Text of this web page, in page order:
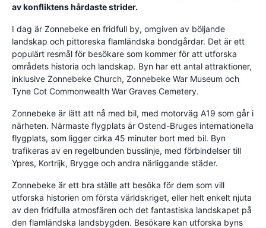
av konfliktens hårdaste strider.
I dag är Zonnebeke en fridfull by, omgiven av böljande
landskap och pittoreska flamländska bondgårdar. Det är ett
populärt resmål för besökare som kommer för att utforska
områdets historia och landskap. Byn har ett antal attraktioner,
inklusive Zonnebeke Church, Zonnebeke War Museum och
Tyne Cot Commonwealth War Graves Cemetery.
Zonnebeke är lätt att nå med bil, med motorväg A19 som går i
närheten. Närmaste flygplats är Ostend-Bruges internationella
flygplats, som ligger cirka 45 minuter bort med bil. Byn
trafikeras av en regelbunden busslinje, med förbindelser till
Ypres, Kortrijk, Brygge och andra närliggande städer.
Zonnebeke är ett bra ställe att besöka för dem som vill
utforska historien om första världskriget, eller helt enkelt njuta
av den fridfulla atmosfären och det fantastiska landskapet på
den flamländska landsbygden. Besökare kan utforska byns